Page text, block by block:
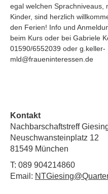
egal welchen Sprachniveaus,
Kinder, sind herzlich
den Ferien! Info und
beim Kurs oder bei Gabriele
01590/6552039 oder g.keller-
mld@fraueninteressen.de
Kontakt
Nachbarschaftstreff
Neuschwansteinplatz 12
81549 München
T: 089 904214860
Email: